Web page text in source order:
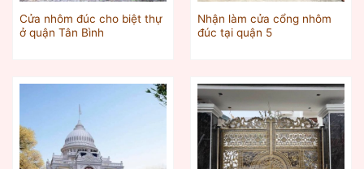
Cửa nhôm đúc cho biệt thự
ở quận Tân Bình
Nhận làm cửa cổng nhôm
đúc tại quận 5